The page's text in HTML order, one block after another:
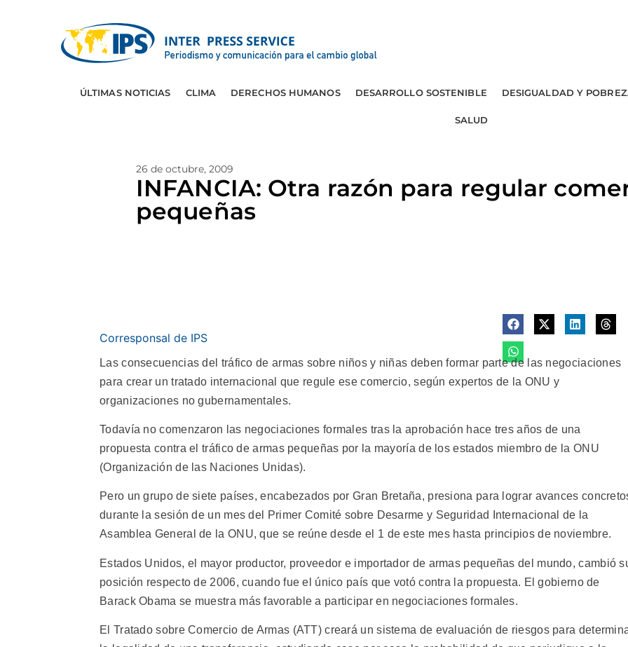
ÚLTIMAS NOTICIAS CLIMA DERECHOS HUMANOS DESARROLLO SOSTENIBLE DESIGUALDAD Y
SALUD
26 de octubre, 2009
INFANCIA: Otra razón para regular
pequeñas
Corresponsal de IPS
Las consecuencias del tráfico de armas sobre niños y niñas deben formar parte de las negociaciones
para crear un tratado internacional que regule ese comercio, según expertos de la ONU y
organizaciones no gubernamentales.
Todavía no comenzaron las negociaciones formales tras la aprobación hace tres años de una
propuesta contra el tráfico de armas pequeñas por la mayoría de los estados miembro de la ONU
(Organización de las Naciones Unidas).
Pero un grupo de siete países, encabezados por Gran Bretaña, presiona para lograr avances
durante la sesión de un mes del Primer Comité sobre Desarme y Seguridad Internacional de la
Asamblea General de la ONU, que se reúne desde el 1 de este mes hasta principios de noviembre.
Estados Unidos, el mayor productor, proveedor e importador de armas pequeñas del mundo, cambió
posición respecto de 2006, cuando fue el único país que votó contra la propuesta. El gobierno de
Barack Obama se muestra más favorable a participar en negociaciones formales.
El Tratado sobre Comercio de Armas (ATT) creará un sistema de evaluación de riesgos para